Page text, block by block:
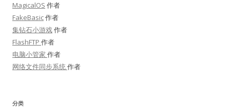
MagicalOS 作者
FakeBasic作者
集钻石小游戏作者
FlashFTP 作者
电脑小管家 作者
网络文件同步系统作者
分类